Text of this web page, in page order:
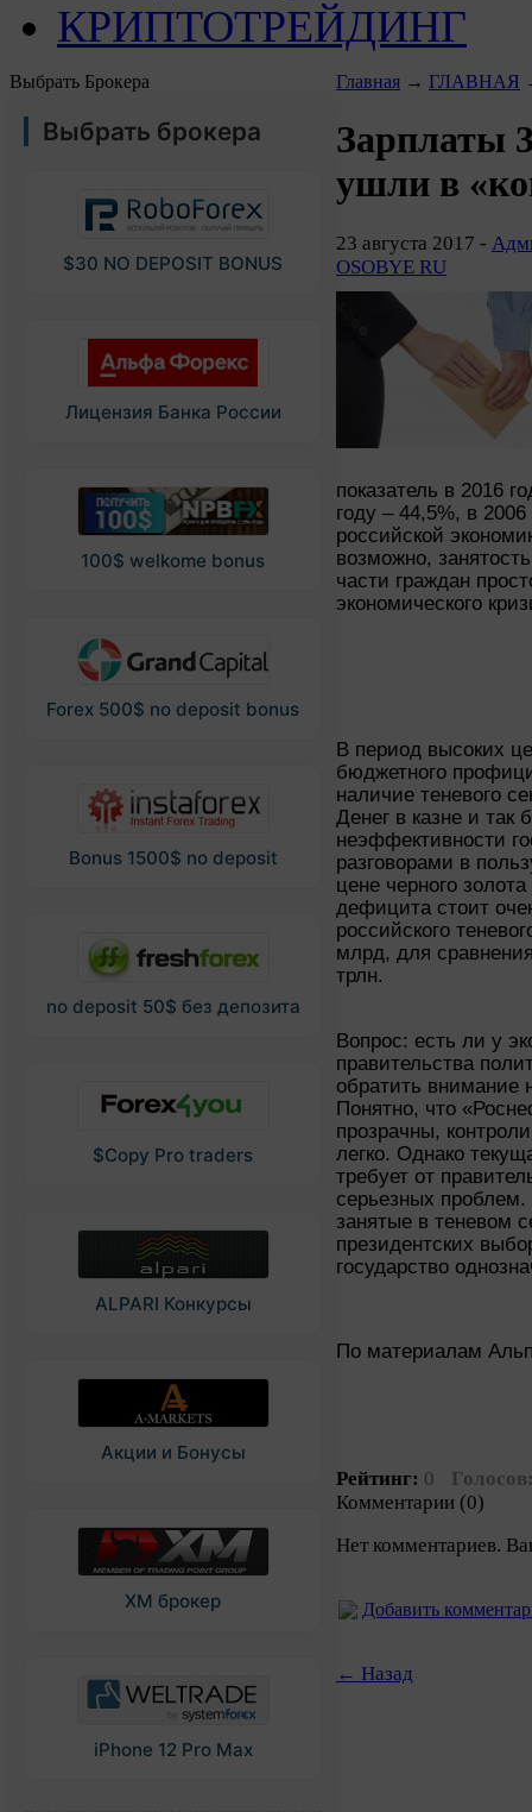
КРИПТОТРЕЙДИНГ
Выбрать Брокера
Выбрать брокера
$30 NO DEPOSIT BONUS
Лицензия Банка России
100$ welkome bonus
Forex 500$ no deposit bonus
Bonus 1500$ no deposit
no deposit 50$ без депозита
$Copy Pro traders
ALPARI Конкурсы
Акции и Бонусы
XM брокер
iPhone 12 Pro Max
Главная → ГЛАВНАЯ
Зарплаты
ушли в
23 августа 2017 -
OSOBYE RU
показатель в 2016
году – 44,5%, в
российской
возможно,
части граждан
экономического
В период высоких
бюджетного
наличие теневого
Денег в казне и так
неэффективности
разговорами в
цене черного
дефицита стоит
российского
млрд, для
трлн.
Вопрос: есть ли у
правительства
обратить внимание
Понятно, что
прозрачны,
легко. Однако
требует от
серьезных
занятые в теневом
президентских
государство
По материалам
Рейтинг: 0
Комментарии (0)
Нет комментариев.
Добавить
← Назад